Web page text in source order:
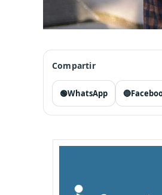
Compartir
🟢WhatsApp 🔵